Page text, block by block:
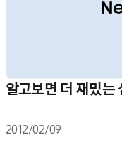
알고보면 더 재밌는
2012/02/09